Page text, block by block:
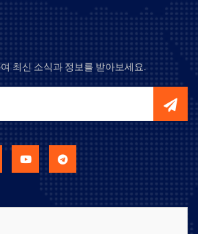
최신 소식과 정보를 받아보세요.